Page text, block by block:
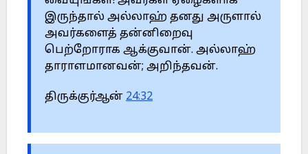
இருந்தால் அல்லாஹ் தனது அருளால்
அவர்களைத் தன்னிறைவு
பெற்றோராக ஆக்குவான். அல்லாஹ்
தாராளமானவன்; அறிந்தவன்.
திருக்குர்ஆன் 24:32